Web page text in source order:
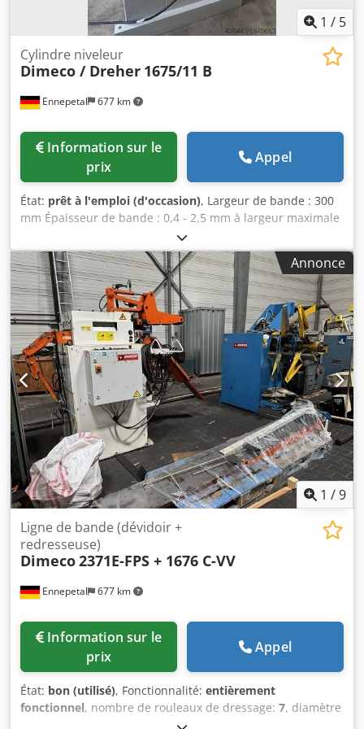
1 / 5
Ennepetal 677 km
Cylindre niveleur
Dimeco / Dreher 1675/11 B
prix
Appel
État: prêt à l'emploi (d'occasion), Largeur de bande : 300
mm Épaisseur de bande : 0,4 - 2,5 mm à largeur maximale
Nombre de rouleaux redresseurs : 11 pcs Nombre de
rouleaux d'entraînement : 2 pcs Crjdpfx Aoyztzdsagsf
Nombre de rouleaux de sortie : 2 pcs Diamètre des
rouleaux : 60 mm Tous les rouleaux supérieurs sont
réglables manuellement Tous les rouleaux inférieurs sont
reliés entre eux par engrenages Vitesse variable, réglable
manuellement via volant Commande de boucle par bras
tactile Guidage de bande à l’entrée Panier à rouleaux à la
sortie
Annonce
1 /9
Ennepetal 677 km
Ligne de bande (dévidoir +
redresseuse)
Dimeco2371E-FPS + 1676 C-VV
prix
Appel
État: bon (utilisé), Fonctionnalité: entièrement
fonctionnel, nombre de rouleaux de dressage: 7, diamètre
1 400 mm